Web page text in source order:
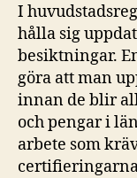
I
hålla sig
besiktningar.
göra att man
innan de blir
och pengar i
arbete som